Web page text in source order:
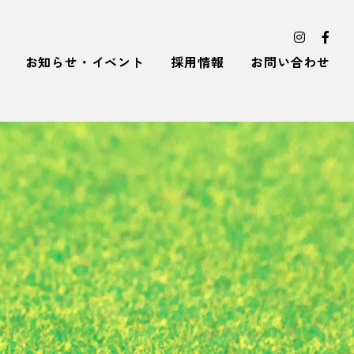
お知らせ・イベント 採用情報 お問い合わせ